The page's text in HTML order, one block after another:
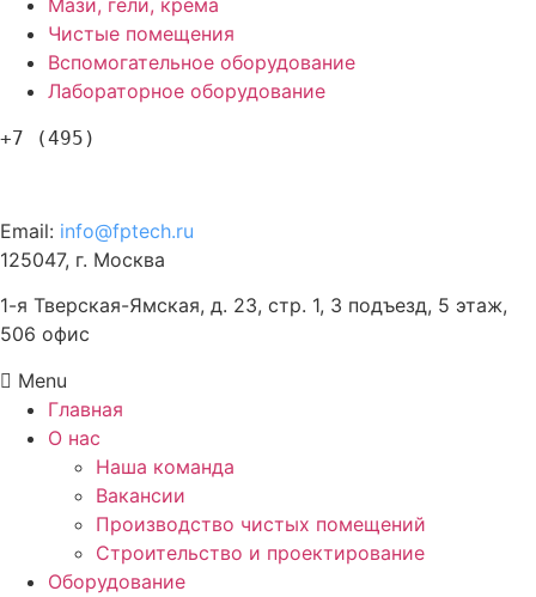
Чистые помещения
Вспомогательное оборудование
Лабораторное оборудование
+7 (495)
Email: info@fptech.ru
125047, г. Москва
1-я Тверская-Ямская, д. 23, стр. 1, 3 подъезд, 5 этаж,
506 офис
Menu
Главная
О нас
Наша команда
Вакансии
Производство чистых помещений
Строительство и проектирование
Оборудование